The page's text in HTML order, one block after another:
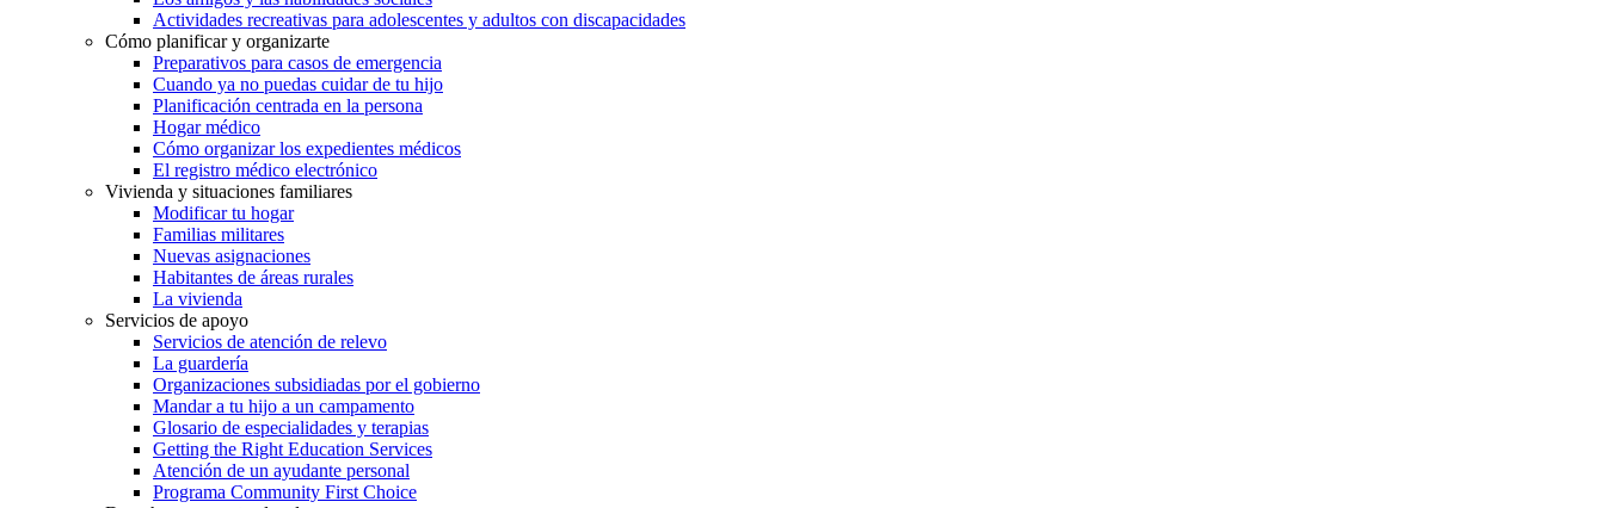
Actividades recreativas para adolescentes y adultos con discapacidades
Cómo planificar y organizarte
Preparativos para casos de emergencia
Cuando ya no puedas cuidar de tu hijo
Planificación centrada en la persona
Hogar médico
Cómo organizar los expedientes médicos
El registro médico electrónico
Vivienda y situaciones familiares
Modificar tu hogar
Familias militares
Nuevas asignaciones
Habitantes de áreas rurales
La vivienda
Servicios de apoyo
Servicios de atención de relevo
La guardería
Organizaciones subsidiadas por el gobierno
Mandar a tu hijo a un campamento
Glosario de especialidades y terapias
Getting the Right Education Services
Atención de un ayudante personal
Programa Community First Choice